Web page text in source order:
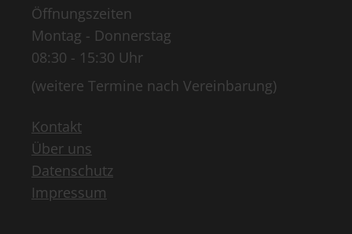
Öffnungszeiten
Montag - Donnerstag
08:30 - 15:30 Uhr
(weitere Termine nach Vereinbarung)
Kontakt
Über uns
Datenschutz
Impressum